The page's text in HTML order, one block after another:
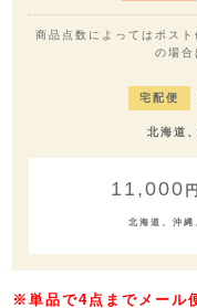
商品点数によってはポス
の場合
宅配便
北海道
11,000
北海道、沖縄
※単品で4点までメール